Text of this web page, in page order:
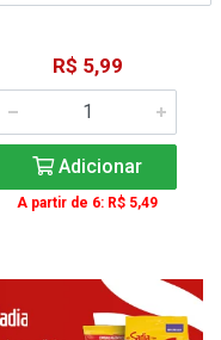
R$ 5,99
Adicionar
A partir de 6: R$ 5,49